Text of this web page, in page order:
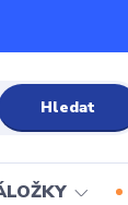
Hledat